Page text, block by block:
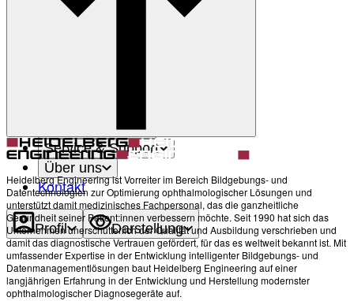
News & Events
Service & Support
Über uns
Kontakt
Profil Darstellung
Heidelberg Engineering ist Vorreiter im Bereich Bildgebungs- und
Datentechnologien zur Optimierung ophthalmologischer Lösungen und
unterstützt damit medizinisches Fachpersonal, das die ganzheitliche
Gesundheit seiner Patient:innen verbessern möchte. Seit 1990 hat sich das
Unternehmen unerschütterlich der Qualität und Ausbildung verschrieben und
damit das diagnostische Vertrauen gefördert, für das es weltweit bekannt ist. Mit
umfassender Expertise in der Entwicklung intelligenter Bildgebungs- und
Datenmanagementlösungen baut Heidelberg Engineering auf einer
langjährigen Erfahrung in der Entwicklung und Herstellung modernster
ophthalmologischer Diagnosegeräte auf.